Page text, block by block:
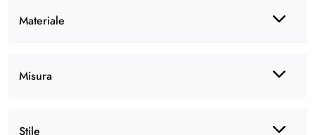
Materiale
Misura
Stile